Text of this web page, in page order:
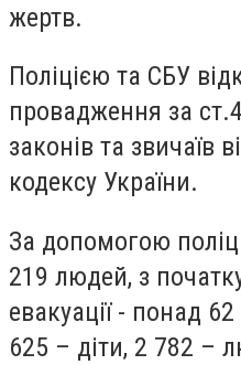
жертв.
Поліцією та СБУ
провадження за
законів та звичаїв
кодексу України.
За допомогою
219 людей, з
евакуації - понад
625 – діти, 2 782 –